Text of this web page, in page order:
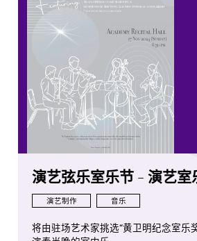
演艺弦乐室乐节 - 演艺室
演艺制作 音乐
将由驻场艺术家挑选“黄卫明纪念室乐